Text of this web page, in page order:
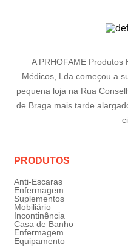
A PRHOFAME
Médicos, Lda começou a
pequena loja na Rua
de Braga mais tarde
PRODUTOS
Anti-Escaras
Enfermagem
Suplementos
Mobiliário
Incontinência
Casa de Banho
Enfermagem
Equipamento